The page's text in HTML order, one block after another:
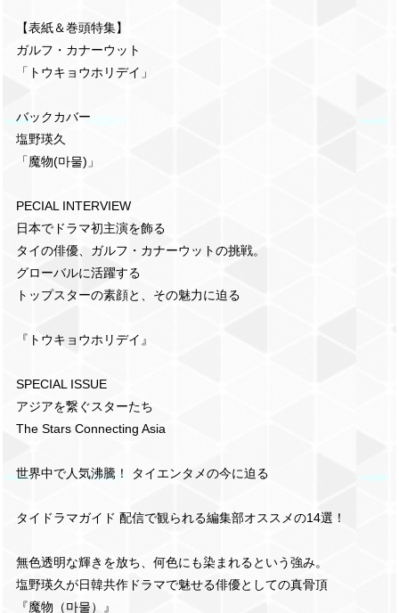
【表紙＆巻頭特集】
ガルフ・カナーウット
「トウキョウホリデイ」
バックカバー
塩野瑛久
「魔物(마물)」
PECIAL INTERVIEW
日本でドラマ初主演を飾る
タイの俳優、ガルフ・カナーウットの挑戦。
グローバルに活躍する
トップスターの素顔と、その魅力に迫る
『トウキョウホリデイ』
SPECIAL ISSUE
アジアを繋ぐスターたち
The Stars Connecting Asia
世界中で人気沸騰！ タイエンタメの今に迫る
タイドラマガイド 配信で観られる編集部オススメの14選！
無色透明な輝きを放ち、何色にも染まれるという強み。
塩野瑛久が日韓共作ドラマで魅せる俳優としての真骨頂
『魔物（마물）』